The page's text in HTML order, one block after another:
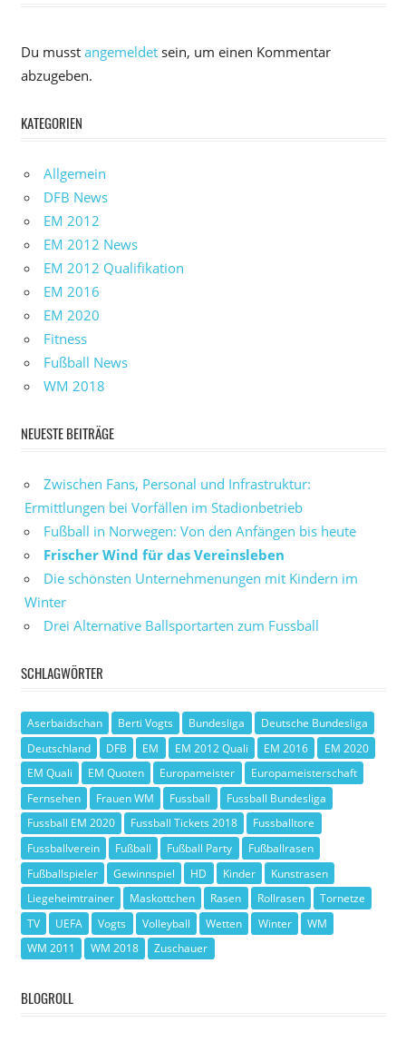
Du musst angemeldetsein, um einen Kommentar
abzugeben.
KATEGORIEN
Allgemein
DFB News
EM 2012
EM 2012 News
EM 2012 Qualifikation
EM 2016
EM 2020
Fitness
Fußball News
WM 2018
NEUESTE BEITRÄGE
Zwischen Fans, Personal und Infrastruktur:
Ermittlungen bei Vorfällen im Stadionbetrieb
Fußball in Norwegen: Von den Anfängen bis heute
Frischer Wind für das Vereinsleben
Die schönsten Unternehmenungen mit Kindern im
Winter
Drei Alternative Ballsportarten zum Fussball
SCHLAGWÖRTER
Aserbaidschan Berti Vogts Bundesliga
Deutsche Bundesliga
Deutschland
DFB EM EM 2012 Quali EM 2016
EM 2020
EM Quali
EM Quoten Europameister
Europameisterschaft
Fernsehen
Frauen WM Fussball
Fussball Bundesliga
Fussball EM 2020
Fussball Tickets 2018
Fussballtore
Fussballverein
Fußball Fußball Party
Fußballrasen
Fußballspieler
Gewinnspiel HD Kinder
Kunstrasen
Liegeheimtrainer
Maskottchen Rasen Rollrasen
Tornetze
TV
UEFA Vogts Volleyball Wetten Winter
WM
WM 2011
WM 2018 Zuschauer
BLOGROLL